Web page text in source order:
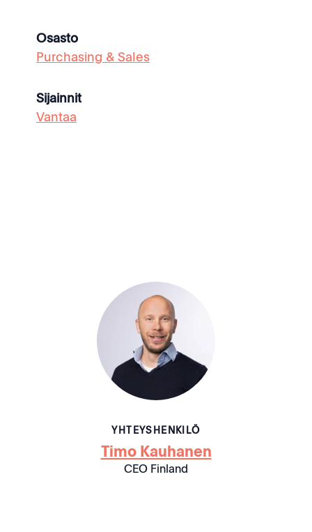
Osasto
Purchasing & Sales
Sijainnit
Vantaa
YHTEYSHENKILÖ
Timo Kauhanen
CEO Finland